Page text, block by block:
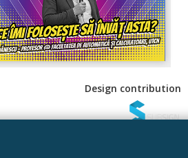
Design contribution